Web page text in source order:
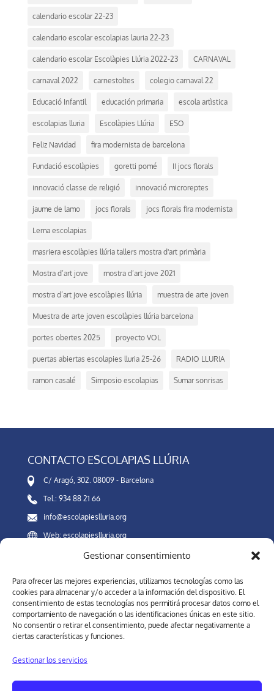
Gestionar consentimiento
Para ofrecer las mejores experiencias, utilizamos tecnologías como las
cookies para almacenar y/o acceder a la información del dispositivo. El
consentimiento de estas tecnologías nos permitirá procesar datos como el
comportamiento de navegación o las identificaciones únicas en este sitio.
No consentir o retirar el consentimiento, puede afectar negativamente a
ciertas características y funciones.
Gestionar los servicios
calendario escolar 22-23
calendario escolar escolapias lauria 22-23
calendario escolar Escolàpies Llúria 2022-23 CARNAVAL
carnaval 2022 carnestoltes colegio carnaval 22
Educació Infantil educación primaria escola artìstica
escolapias lluria Escolàpies Llúria ESO
Feliz Navidad fira modernista de barcelona
Fundació escolàpies goretti pomé II jocs florals
innovació classe de religió innovació microreptes
jaume de lamo jocs florals jocs florals fira modernista
Lema escolapias
masriera escolàpies llúria tallers mostra d'art primària
Mostra d’art jove mostra d’art jove 2021
mostra d’art jove escolàpies llúria muestra de arte joven
Muestra de arte joven escolàpies llúria barcelona
portes obertes 2025 proyecto VOL
puertas abiertas escolapies lluria 25-26 RADIO LLURIA
ramon casalé Simposio escolapias Sumar sonrisas
CONTACTO ESCOLAPIAS LLÚRIA
C/ Aragó, 302. 08009 - Barcelona
Tel.: 934 88 21 66
info@escolapieslluria.org
Web: escolapieslluria.org
Canal Interno de Información
REDES SOCIALES